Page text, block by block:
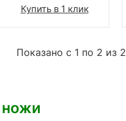
Купить в 1 клик
Показано с 1 по 2 из